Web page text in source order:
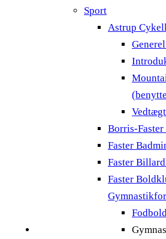
Sport
Astrup
Borris-
Faster
Faster
Faster